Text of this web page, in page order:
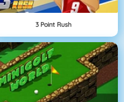
3 Point Rush